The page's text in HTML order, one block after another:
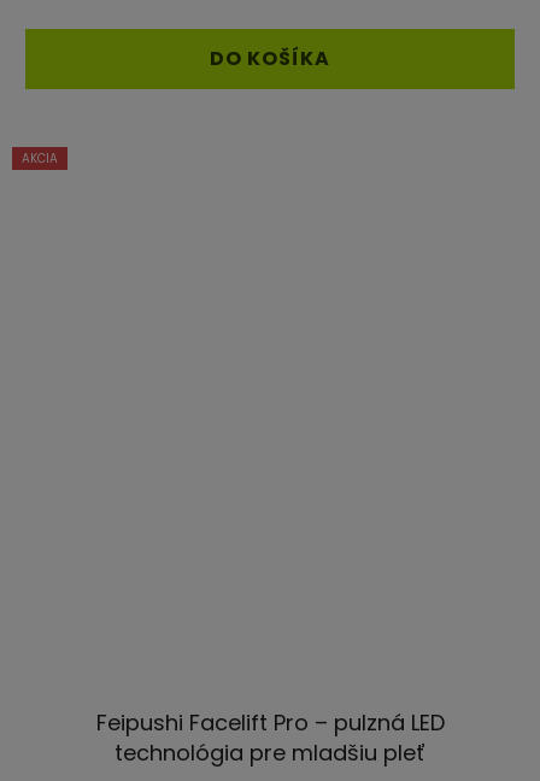
4,3
z
DO KOŠÍKA
AKCIA
Feipushi Facelift Pro – pulzná LED
technológia pre mladšiu pleť